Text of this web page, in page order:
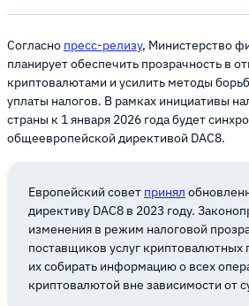
Согласно пресс-релизу, Министерство
планирует обеспечить прозрачность в
криптовалютами и усилить методы
уплаты налогов. В рамках инициативы
страны к 1 января 2026 года будет
общеевропейской директивой DAC8.
Европейский совет принял
директиву DAC8 в 2023 году.
изменения в режим налоговой
поставщиков услуг криптовалютных
их собирать информацию о всех
криптовалютой вне зависимости от